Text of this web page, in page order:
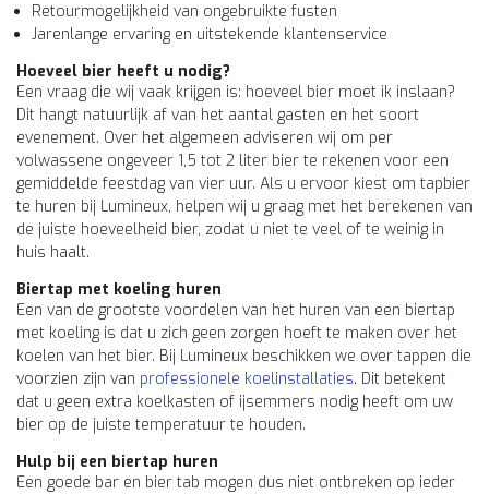
Retourmogelijkheid van ongebruikte fusten
Jarenlange ervaring en uitstekende klantenservice
Hoeveel bier heeft u nodig?
Een vraag die wij vaak krijgen is: hoeveel bier moet ik inslaan?
Dit hangt natuurlijk af van het aantal gasten en het soort
evenement. Over het algemeen adviseren wij om per
volwassene ongeveer 1,5 tot 2 liter bier te rekenen voor een
gemiddelde feestdag van vier uur. Als u ervoor kiest om tapbier
te huren bij Lumineux, helpen wij u graag met het berekenen van
de juiste hoeveelheid bier, zodat u niet te veel of te weinig in
huis haalt.
Biertap met koeling huren
Een van de grootste voordelen van het huren van een biertap
met koeling is dat u zich geen zorgen hoeft te maken over het
koelen van het bier. Bij Lumineux beschikken we over tappen die
voorzien zijn van professionele koelinstallaties. Dit betekent
dat u geen extra koelkasten of ijsemmers nodig heeft om uw
bier op de juiste temperatuur te houden.
Hulp bij een biertap huren
Een goede bar en bier tab mogen dus niet ontbreken op ieder